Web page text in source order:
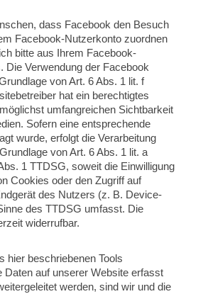
dass Facebook den Besuch
Facebook-Nutzerkonto zuordnen
bitte aus Ihrem Facebook-
Die Verwendung der Facebook
von Art. 6 Abs. 1 lit. f
hat ein berechtigtes
umfangreichen Sichtbarkeit
Sofern eine entsprechende
wurde, erfolgt die Verarbeitung
von Art. 6 Abs. 1 lit. a
1 TTDSG, soweit die Einwilligung
Cookies oder den Zugriff auf
des Nutzers (z. B. Device-
des TTDSG umfasst. Die
widerrufbar.
hier beschriebenen Tools
Daten auf unserer Website erfasst
werden, sind wir und die